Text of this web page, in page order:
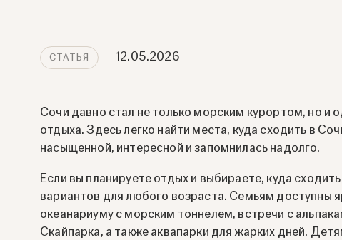
CТАТЬЯ 12.05.2026
Сочи давно стал не только морским курортом, но и
отдыха. Здесь легко найти места, куда сходить в
насыщенной, интересной и запомнилась надолго.
Если вы планируете отдых и выбираете, куда
вариантов для любого возраста. Семьям доступны
океанариуму с морским тоннелем, встречи с
Скайпарка, а также аквапарки для жарких дней.